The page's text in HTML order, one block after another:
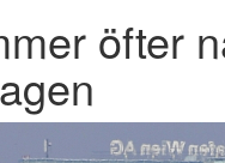
öfter